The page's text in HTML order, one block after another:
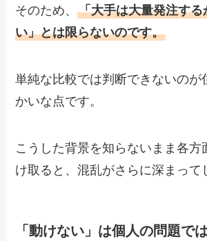
そのため、「大手は大量発注する
い」とは限らないのです。
単純な比較では判断できないのが
かいな点です。
こうした背景を知らないまま各方
け取ると、混乱がさらに深まって
「動けない」は個人の問題で